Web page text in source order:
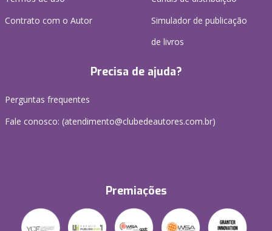
Contrato com o Autor
Simulador de publicação
de livros
Precisa de ajuda?
Perguntas frequentes
Fale conosco: (atendimento@clubedeautores.com.br)
Premiações